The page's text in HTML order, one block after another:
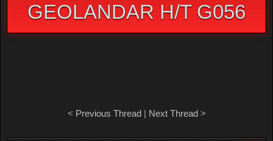
GEOLANDAR H/T G056
< Previous Thread| Next Thread>